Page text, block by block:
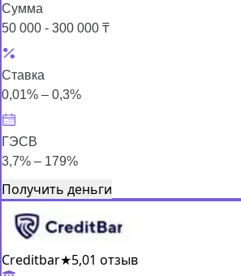
Сумма
50 000 - 300 000 ₸
Ставка
0,01% – 0,3%
ГЭСВ
3,7% – 179%
Получить деньги
Creditbar★5,01 отзыв